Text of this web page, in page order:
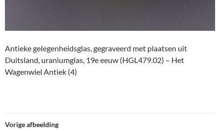
Antieke gelegenheidsglas, gegraveerd met plaatsen uit
Duitsland, uraniumglas, 19e eeuw (HGL479.02) – Het
Wagenwiel Antiek (4)
Vorige afbeelding